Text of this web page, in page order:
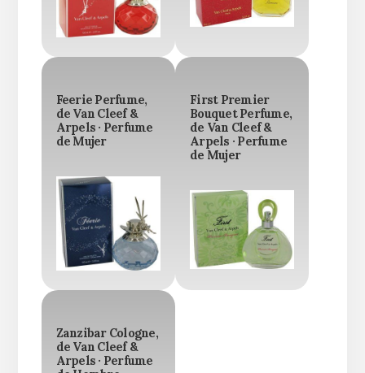
Feerie Perfume,
de Van Cleef &
Arpels · Perfume
de Mujer
First Premier
Bouquet Perfume,
de Van Cleef &
Arpels · Perfume
de Mujer
Zanzibar Cologne,
de Van Cleef &
Arpels · Perfume